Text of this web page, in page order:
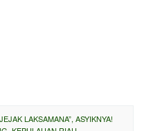
LAKSAMANA”, ASYIKNYA!